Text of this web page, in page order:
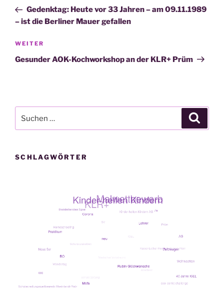
Beitrag
Gedenktag: Heute vor 33 Jahren – am 09.11.1989
– ist die Berliner Mauer gefallen
Nächster
Beitrag
WEITER
Gesunder AOK-Kochworkshop an der KLR+ Prüm
nach:
SCHLAGWÖRTER